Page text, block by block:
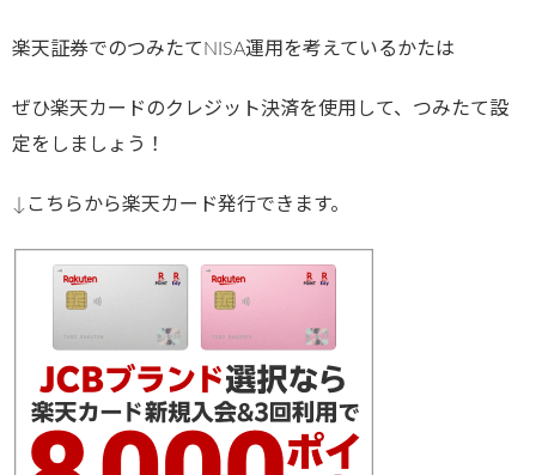
楽天証券でのつみたてNISA運用を考えているかたは
ぜひ楽天カードのクレジット決済を使用して、つみたて設
定をしましょう！
↓こちらから楽天カード発行できます。